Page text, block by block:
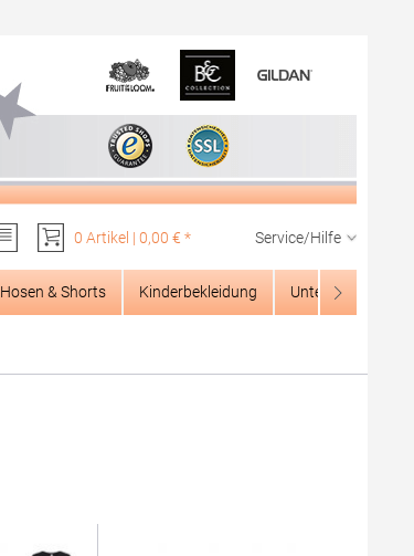
0 Artikel | 0,00 € * Service/Hilfe
Hosen & Shorts Kinderbekleidung Unterwäsche